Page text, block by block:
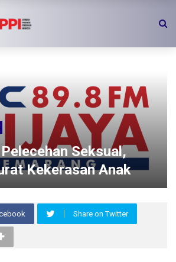
Seksual,
Kekerasan Anak
Share on Twitter